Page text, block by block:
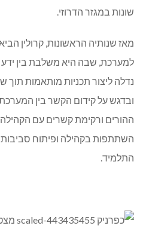
שונות במגזר הדרוזי.
מאז שנותיה הראשונות, קרולין
למערכת, שבה היא משלבת בין ידע
נדלה ליצור תכניות מותאמות תוך
ובדגש על קידום הקשר בין
ההורים ורקימת קשרים עם הקהילה
השתתפות בקהילה ופיתוח
התלמיד.